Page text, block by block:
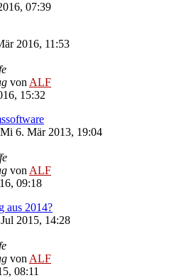
07:39
2016, 11:53
von ALF
15:32
Mi 6. Mär 2013, 19:04
von ALF
09:18
aus 2014?
2015, 14:28
von ALF
08:11